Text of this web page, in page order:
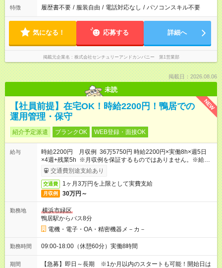
特徴 履歴書不要 / 服装自由 / 電話対応なし / パソコンスキル不要
気になる！ 応募する 詳細へ
掲載元企業名 株式会社センチュリーアンドカンパニー 第1営業部
掲載日：2026.08.06
未読
NEW
【社員前提】在宅OK！時給2200円！鴨居での
運用管理・保守
紹介予定派遣 ブランクOK WEB登録・面接OK
給与
時給2200円 月収例 36万5750円 時給2200円×実働8h×週5日
×4週+残業5h ※月収例を保証するものではありません。※給与
即受取りサービス利用可（利用条件有）
交通費別途支給あり
交通費 1ヶ月3万円を上限として実費支給
月収例 30万円～
勤務地
横浜市緑区
鴨居駅からバス8分
電機・電子・OA・精密機器メ－カ－
勤務時間 09:00-18:00（休憩60分）実働8時間
期間
【急募】即日～長期 ※1か月以内のスタートも可能！開始日は